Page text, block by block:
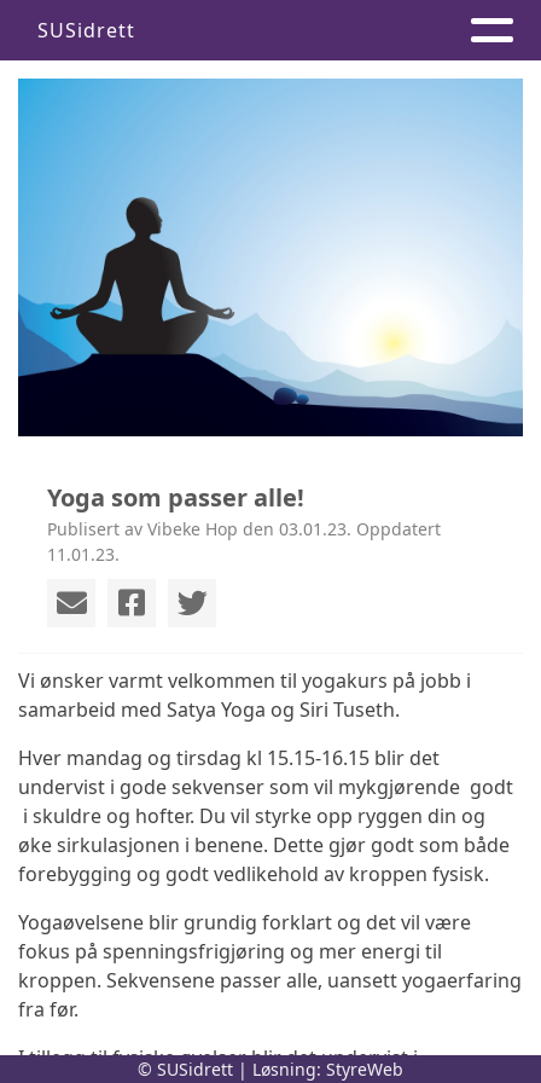
SUSidrett
Yoga som passer alle!
Publisert av Vibeke Hop den 03.01.23. Oppdatert
11.01.23.
Vi ønsker varmt velkommen til yogakurs på jobb i
samarbeid med Satya Yoga og Siri Tuseth.
Hver mandag og tirsdag kl 15.15-16.15 blir det
undervist i gode sekvenser som vil mykgjørende godt
i skuldre og hofter. Du vil styrke opp ryggen din og
øke sirkulasjonen i benene. Dette gjør godt som både
forebygging og godt vedlikehold av kroppen fysisk.
Yogaøvelsene blir grundig forklart og det vil være
fokus på spenningsfrigjøring og mer energi til
kroppen. Sekvensene passer alle, uansett yogaerfaring
fra før.
I tillegg til fysiske øvelser blir det undervist i
© SUSidrett | Løsning: StyreWeb